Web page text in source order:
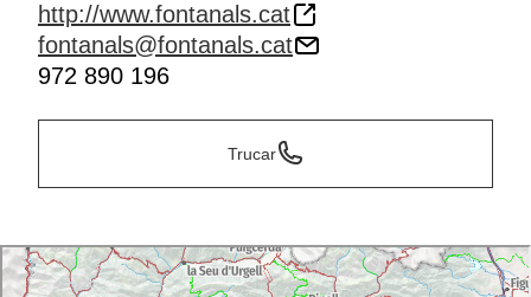
http://www.fontanals.cat
fontanals@fontanals.cat
972 890 196
Trucar